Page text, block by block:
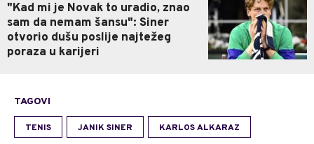
"Kad mi je Novak to uradio, znao
sam da nemam šansu": Siner
otvorio dušu poslije najtežeg
poraza u karijeri
TAGOVI
TENIS JANIK SINER KARLOS ALKARAZ